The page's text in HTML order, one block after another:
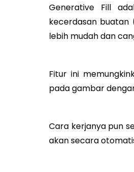
Generative Fill
kecerdasan buatan
lebih mudah dan
Fitur ini
pada gambar
Cara kerjanya pun
akan secara